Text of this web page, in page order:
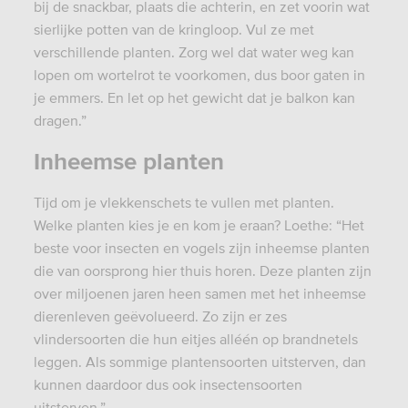
bij de snackbar, plaats die achterin, en zet voorin wat
sierlijke potten van de kringloop. Vul ze met
verschillende planten. Zorg wel dat water weg kan
lopen om wortelrot te voorkomen, dus boor gaten in
je emmers. En let op het gewicht dat je balkon kan
dragen.”
Inheemse planten
Tijd om je vlekkenschets te vullen met planten.
Welke planten kies je en kom je eraan? Loethe: “Het
beste voor insecten en vogels zijn inheemse planten
die van oorsprong hier thuis horen. Deze planten zijn
over miljoenen jaren heen samen met het inheemse
dierenleven geëvolueerd. Zo zijn er zes
vlindersoorten die hun eitjes alléén op brandnetels
leggen. Als sommige plantensoorten uitsterven, dan
kunnen daardoor dus ook insectensoorten